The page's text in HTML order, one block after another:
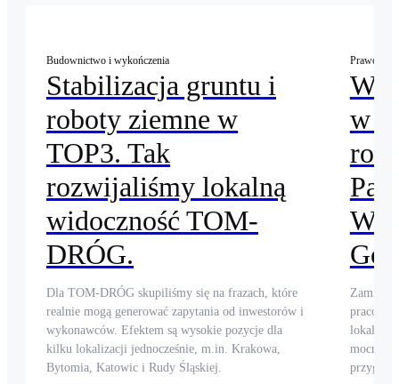
Budownictwo i wykończenia
Stabilizacja gruntu i
roboty ziemne w
TOP3. Tak
rozwijaliśmy lokalną
widoczność TOM-
DRÓG.
Dla TOM-DRÓG skupiliśmy się na frazach, które
realnie mogą generować zapytania od inwestorów i
wykonawców. Efektem są wysokie pozycje dla
kilku lokalizacji jednocześnie, m.in. Krakowa,
Bytomia, Katowic i Rudy Śląskiej.
Prawo
w 4
Zamiast
mocnej